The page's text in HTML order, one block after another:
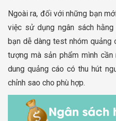
Ngoài ra, đối với những bạn
việc sử dụng ngân sách
bạn dễ dàng test nhóm
tượng mà sản phẩm mình
dung quảng cáo có thu hút
chỉnh sao cho phù hợp.